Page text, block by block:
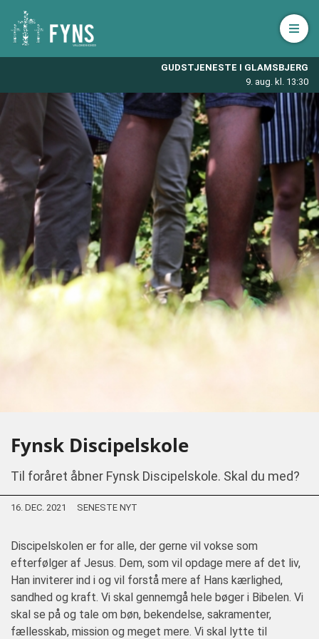
GUDSTJENESTE I GLAMSBJERG
9. aug. kl. 13:30
Åbn
Fynsk Discipelskole
Til foråret åbner Fynsk Discipelskole. Skal du med?
16. DEC. 2021 SENESTE NYT
Discipelskolen er for alle, der gerne vil vokse som
efterfølger af Jesus. Dem, som vil opdage mere af det liv,
Han inviterer ind i og vil forstå mere af Hans kærlighed,
sandhed og kraft. Vi skal gennemgå hele bøger i Bibelen. Vi
skal se på og tale om bøn, bekendelse, sakramenter,
fællesskab, mission og meget mere. Vi skal lytte til